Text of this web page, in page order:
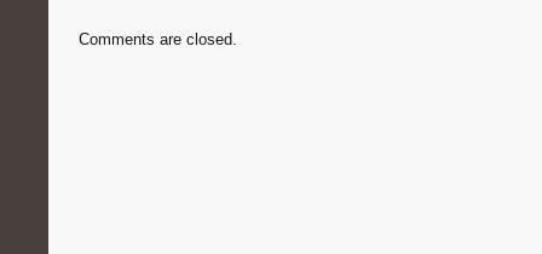
Comments are closed.